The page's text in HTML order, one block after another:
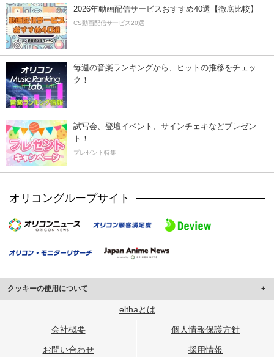
2026年動画配信サービスおすすめ40選【徹底比較】
CS動画配信サービス20選
毎週の音楽ランキングから、ヒットの推移をチェッ
ク！
試写会、登壇イベント、サインチェキなどプレゼン
ト！
プレゼント特集
オリコングループサイト
クッキーの使用について
このサイトでは Cookie を使用して、ユーザーに合わせたコンテンツや広告の
行っています。
メディアや広告配信、データ解析の各パートナーに提供しています。
elthaとは
会社概要 個人情報保護方針
お問い合わせ 採用情報